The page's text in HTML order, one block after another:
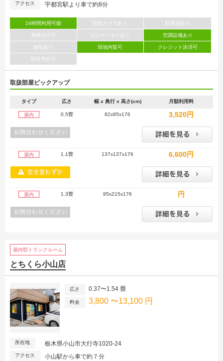
アクセス 宇都宮駅より車で約8分
24時間利用可能 防犯カメラあり 駐車場あり
車横付け可 エレベーターあり 空調設備あり
換気あり 現地内覧可 クレジット決済可
即日予約可
取扱部屋ピックアップ
タイプ 広さ 幅 x 奥行 x 高さ(cm) 月額利用料
屋内 0.5畳 82x95x176 3,520円
屋内 1.1畳 137x137x176 6,600円
屋内 1.3畳 95x215x176 円
屋内型トランクルーム
とちくら小山店
広さ 0.37〜1.54 畳
料金 3,800 〜13,100 円
所在地 栃木県小山市大行寺1020-24
アクセス 小山駅から車で約７分